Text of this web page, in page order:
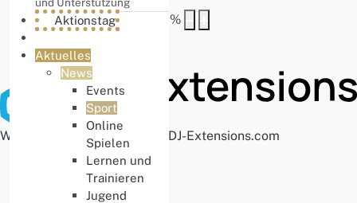
Buchstabenabstand
%
Web Accessibility plugin by DJ-Extensions.com
Aktionstag
Aktuelles
News
Events
Sport
Online
Spielen
Lernen und
Trainieren
Jugend